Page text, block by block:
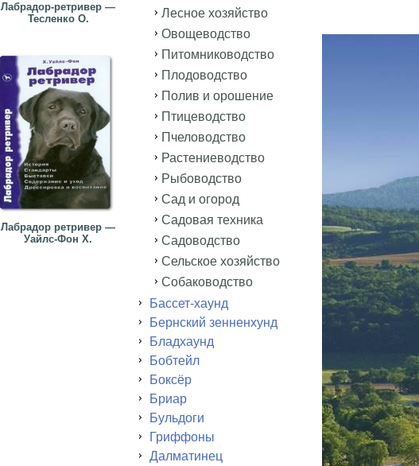
Лабрадор-ретривер —
Тесленко О.
Лабрадор ретривер —
Уайлс-Фон Х.
Лесное хозяйство
Овощеводство
Питомниководство
Плодоводство
Полив и орошение
Птицеводство
Пчеловодство
Растениеводство
Рыбоводство
Сад и огород
Садовая техника
Садоводство
Сельское хозяйство
Собаководство
Бассет-хаунд
Бернский зенненхунд
Бладхаунд
Бобтейл
Боксёр
Бриар
Бульдоги
Гриффоны
Далматинец